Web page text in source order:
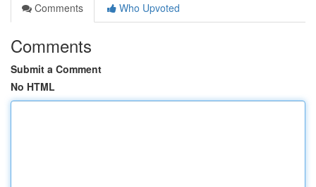
Comments
Who Upvoted
Comments
Submit a Comment
No HTML